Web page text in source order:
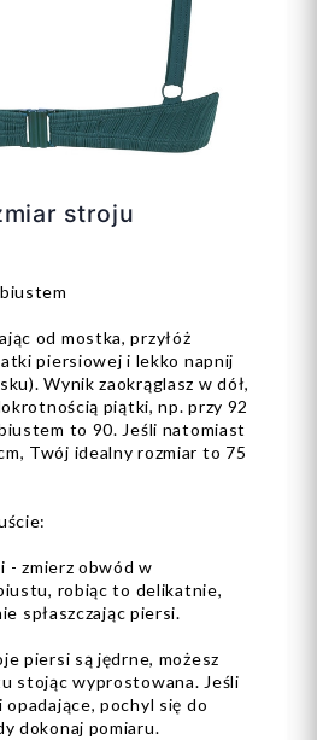
stroju
od mostka, przyłóż
piersiowej i lekko napnij
Wynik zaokrąglasz w dół,
piątki, np. przy 92
to 90. Jeśli natomiast
Twój idealny rozmiar to 75
- zmierz obwód w
robiąc to delikatnie,
spłaszczając piersi.
piersi są jędrne, możesz
stojąc wyprostowana. Jeśli
pochyl się do
dokonaj pomiaru.